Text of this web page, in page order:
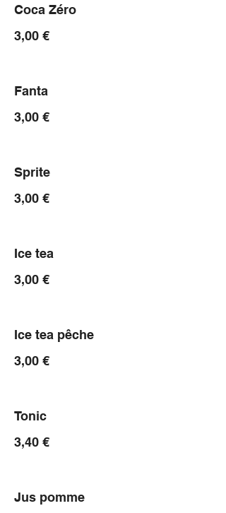
Coca Zéro
3,00 €
Fanta
3,00 €
Sprite
3,00 €
Ice tea
3,00 €
Ice tea pêche
3,00 €
Tonic
3,40 €
Jus pomme